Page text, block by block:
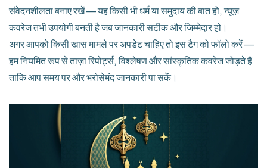
संवेदनशीलता बनाए रखें — यह किसी भी धर्म या समुदाय की बात हो, न्यूज़
कवरेज तभी उपयोगी बनती है जब जानकारी सटीक और जिम्मेदार हो।
अगर आपको किसी खास मामले पर अपडेट चाहिए तो इस टैग को फॉलो करें —
हम नियमित रूप से ताज़ा रिपोर्ट्स, विश्लेषण और सांस्कृतिक कवरेज जोड़ते हैं
ताकि आप समय पर और भरोसेमंद जानकारी पा सकें।